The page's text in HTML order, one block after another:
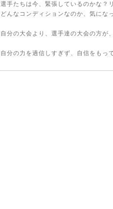
選手たちは今、緊張しているのかな？
どんなコンディションなのか、気にな
自分の大会より、選手達の大会の方が
自分の力を過信しすぎず、自信をもっ